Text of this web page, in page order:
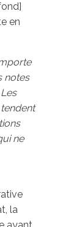
en
notes
ne
la